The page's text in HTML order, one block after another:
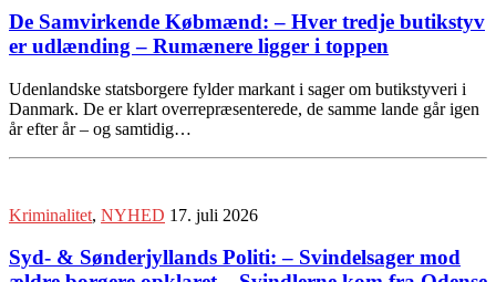
De Samvirkende Købmænd: – Hver tredje butikstyv
er udlænding – Rumænere ligger i toppen
Udenlandske statsborgere fylder markant i sager om butikstyveri i
Danmark. De er klart overrepræsenterede, de samme lande går igen
år efter år – og samtidig…
Kriminalitet, NYHED 17. juli 2026
Syd- & Sønderjyllands Politi: – Svindelsager mod